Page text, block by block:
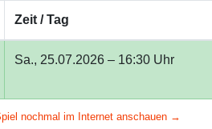
Zeit / Tag
Sa., 25.07.2026 – 16:30 Uhr
nochmal im Internet anschauen →